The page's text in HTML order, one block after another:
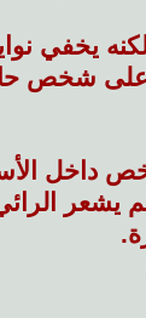
يخفي
على شخص
داخل
يشعر